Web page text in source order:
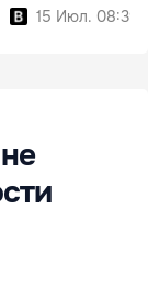
15 Июл. 08:39